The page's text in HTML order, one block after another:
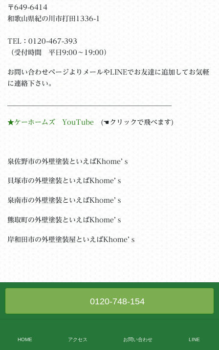
〒649-6414
和歌山県紀の川市打田1336-1
TEL：0120-467-393
（受付時間 平日9:00〜19:00）
お問い合わせページよりメールやLINEでお友達に追加してお気軽
に連絡下さい。
★ケーホームズ YouTube (☚クリックで飛べます)
泉佐野市の外壁塗装といえばKhome’ｓ
貝塚市の外壁塗装といえばKhome’ｓ
泉南市の外壁塗装といえばKhome’ｓ
熊取町の外壁塗装といえばKhome’ｓ
岸和田市の外壁塗装屋といえばKhome’ｓ
0120-748-154
HOME アクセス お問い合わせ LINE